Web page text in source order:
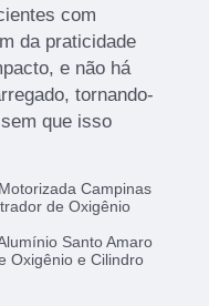
com
da praticidade
e não há
tornando-
que isso
Campinas
de Oxigênio
Santo Amaro
Oxigênio e Cilindro